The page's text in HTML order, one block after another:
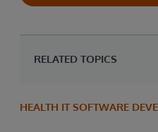
RELATED TOPICS
HEALTH IT SOFTWARE